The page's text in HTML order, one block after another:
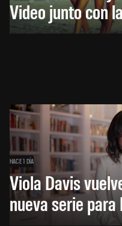
Video junto con
HACE 1 DÍA
Viola Davis
nueva serie